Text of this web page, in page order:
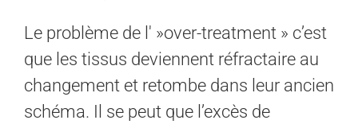
Le problème de l' »over-treatment » c’est
que les tissus deviennent réfractaire au
changement et retombe dans leur ancien
schéma. Il se peut que l’excès de